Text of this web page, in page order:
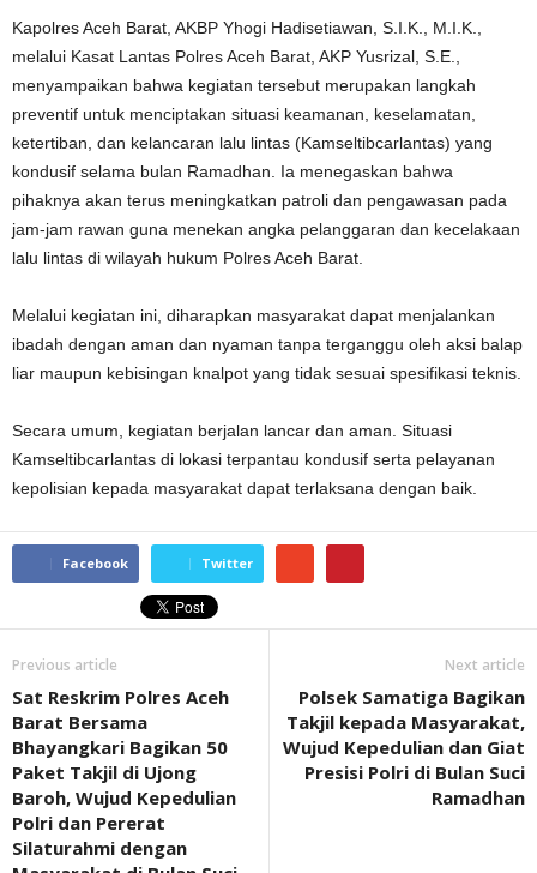
Kapolres Aceh Barat, AKBP Yhogi Hadisetiawan, S.I.K., M.I.K.,
melalui Kasat Lantas Polres Aceh Barat, AKP Yusrizal, S.E.,
menyampaikan bahwa kegiatan tersebut merupakan langkah
preventif untuk menciptakan situasi keamanan, keselamatan,
ketertiban, dan kelancaran lalu lintas (Kamseltibcarlantas) yang
kondusif selama bulan Ramadhan. Ia menegaskan bahwa
pihaknya akan terus meningkatkan patroli dan pengawasan pada
jam-jam rawan guna menekan angka pelanggaran dan kecelakaan
lalu lintas di wilayah hukum Polres Aceh Barat.
Melalui kegiatan ini, diharapkan masyarakat dapat menjalankan
ibadah dengan aman dan nyaman tanpa terganggu oleh aksi balap
liar maupun kebisingan knalpot yang tidak sesuai spesifikasi teknis.
Secara umum, kegiatan berjalan lancar dan aman. Situasi
Kamseltibcarlantas di lokasi terpantau kondusif serta pelayanan
kepolisian kepada masyarakat dapat terlaksana dengan baik.
Facebook Twitter
Previous article
Sat Reskrim Polres Aceh
Barat Bersama
Bhayangkari Bagikan 50
Paket Takjil di Ujong
Baroh, Wujud Kepedulian
Polri dan Pererat
Silaturahmi dengan
Next article
Polsek Samatiga Bagikan
Takjil kepada Masyarakat,
Wujud Kepedulian dan Giat
Presisi Polri di Bulan Suci
Ramadhan